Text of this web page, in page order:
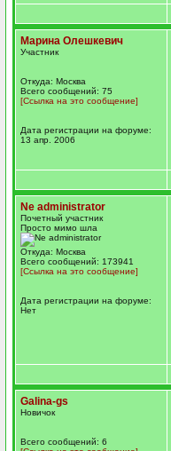
Марина Олешкевич
Участник
Откуда: Москва
Всего сообщений: 75
[Ссылка на это сообщение]
Дата регистрации на форуме:
13 апр. 2006
Ne administrator
Почетный участник
Просто мимо шла
Откуда: Москва
Всего сообщений: 173941
[Ссылка на это сообщение]
Дата регистрации на форуме:
Нет
Galina-gs
Новичок
Всего сообщений: 6